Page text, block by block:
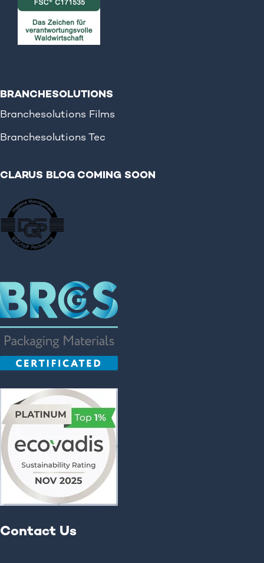
BRANCHESOLUTIONS
Branchesolutions Films
Branchesolutions Tec
CLARUS BLOG COMING SOON
Contact Us